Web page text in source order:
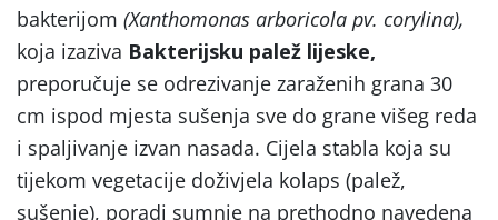
bakterijom (Xanthomonas arboricola pv. corylina),
koja izaziva Bakterijsku palež lijeske,
preporučuje se odrezivanje zaraženih grana 30
cm ispod mjesta sušenja sve do grane višeg reda
i spaljivanje izvan nasada. Cijela stabla koja su
tijekom vegetacije doživjela kolaps (palež,
sušenje), poradi sumnje na prethodno navedena